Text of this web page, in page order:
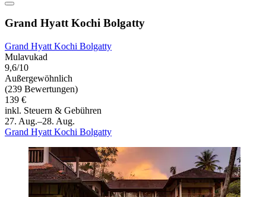
Grand Hyatt Kochi Bolgatty
Grand Hyatt Kochi Bolgatty
Mulavukad
9,6/10
Außergewöhnlich
(239 Bewertungen)
139 €
inkl. Steuern & Gebühren
27. Aug.–28. Aug.
Grand Hyatt Kochi Bolgatty